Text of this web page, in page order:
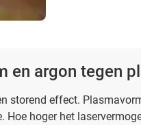
en argon tegen
storend effect.
Hoe hoger het